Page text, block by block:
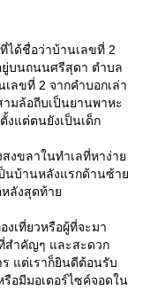
ได้ชื่อว่าบ้านเลขที่ 2
ยู่บนถนนศรีสุดา ตำบล
ลขที่ 2 จากคำบอกเล่า
มล้อถีบเป็นยานพาหะ
งแต่ตนยังเป็นเด็ก
สงขลาในทำเลที่หาง่า
ป็นบ้านหลังแรกด้านซ้า
หลังสุดท้า
เที่ยวหรือผู้ที่จะมา
สำคัญๆ และสะดวก
แต่เราก็ยินดีต้อนรับ
อมีมอเตอร์ไซค์จอดใน